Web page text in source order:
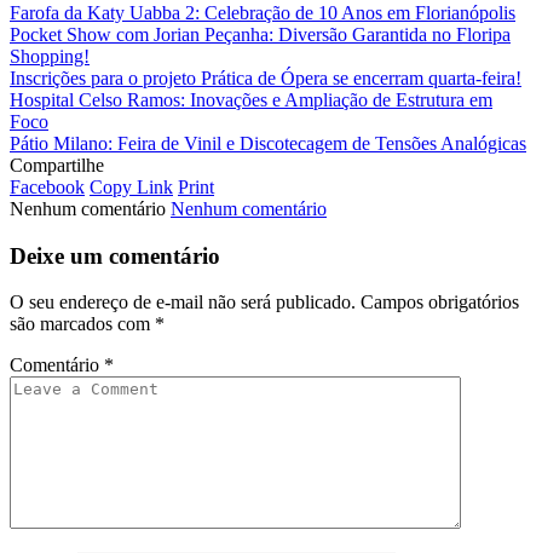
Farofa da Katy Uabba 2: Celebração de 10 Anos em Florianópolis
Pocket Show com Jorian Peçanha: Diversão Garantida no Floripa
Shopping!
Inscrições para o projeto Prática de Ópera se encerram quarta-feira!
Hospital Celso Ramos: Inovações e Ampliação de Estrutura em
Foco
Pátio Milano: Feira de Vinil e Discotecagem de Tensões Analógicas
Compartilhe
Facebook Copy Link Print
Nenhum comentário Nenhum comentário
Deixe um comentário
O seu endereço de e-mail não será publicado. Campos obrigatórios
são marcados com *
Comentário *